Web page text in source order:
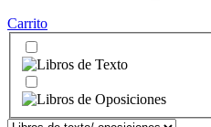
Carrito